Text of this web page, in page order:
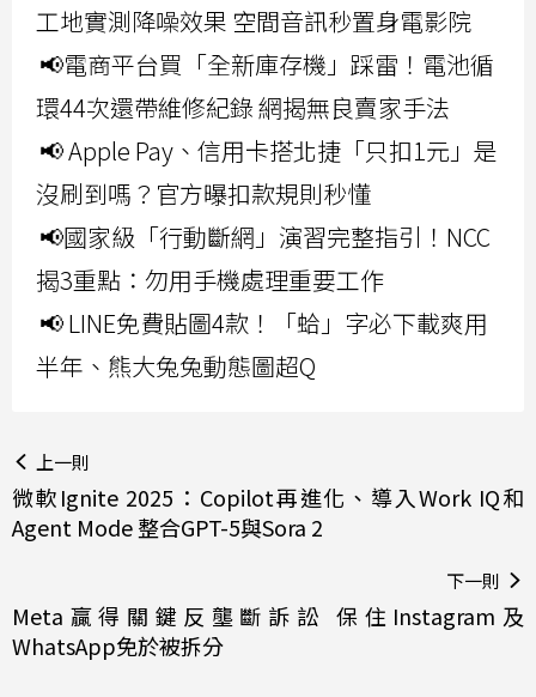
工地實測降噪效果 空間音訊秒置身電影院
📢電商平台買「全新庫存機」踩雷！電池循
環44次還帶維修紀錄 網揭無良賣家手法
📢 Apple Pay、信用卡搭北捷「只扣1元」是
沒刷到嗎？官方曝扣款規則秒懂
📢國家級「行動斷網」演習完整指引！NCC
揭3重點：勿用手機處理重要工作
📢 LINE免費貼圖4款！「蛤」字必下載爽用
半年、熊大兔兔動態圖超Q
上一則
微軟Ignite 2025：Copilot再進化、導入Work IQ和
Agent Mode 整合GPT-5與Sora 2
下一則
Meta贏得關鍵反壟斷訴訟 保住Instagram及
WhatsApp免於被拆分